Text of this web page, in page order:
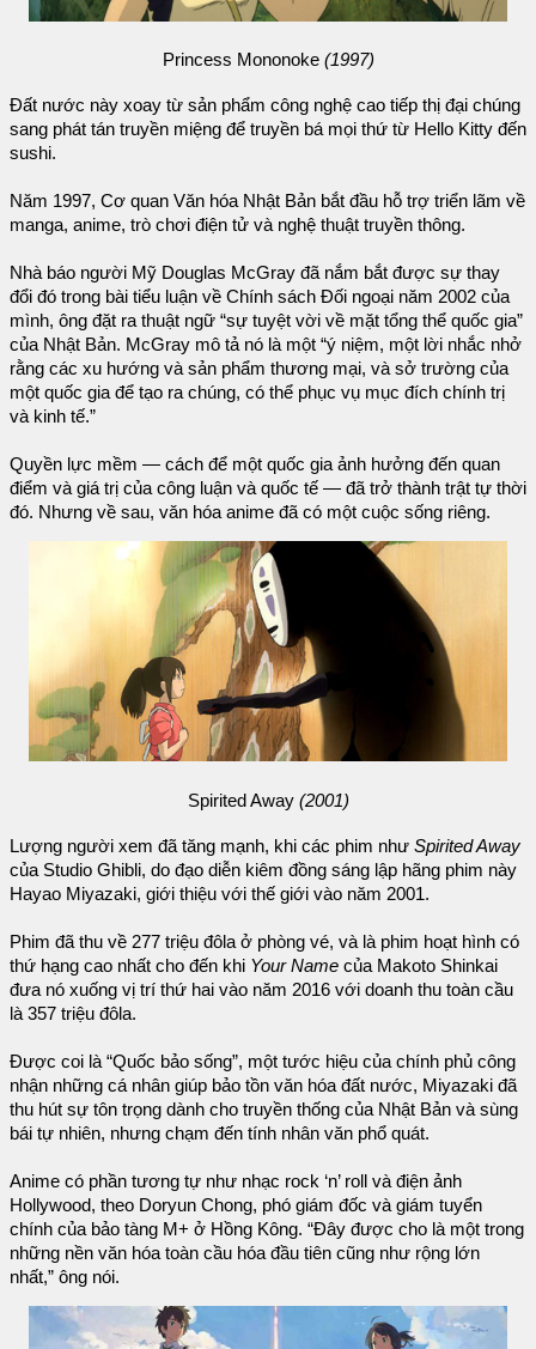
Princess Mononoke (1997)
Đất nước này xoay từ sản phẩm công nghệ cao tiếp thị đại chúng
sang phát tán truyền miệng để truyền bá mọi thứ từ Hello Kitty đến
sushi.
Năm 1997, Cơ quan Văn hóa Nhật Bản bắt đầu hỗ trợ triển lãm về
manga, anime, trò chơi điện tử và nghệ thuật truyền thông.
Nhà báo người Mỹ Douglas McGray đã nắm bắt được sự thay
đổi đó trong bài tiểu luận về Chính sách Đối ngoại năm 2002 của
mình, ông đặt ra thuật ngữ “sự tuyệt vời về mặt tổng thể quốc gia”
của Nhật Bản. McGray mô tả nó là một “ý niệm, một lời nhắc nhở
rằng các xu hướng và sản phẩm thương mại, và sở trường của
một quốc gia để tạo ra chúng, có thể phục vụ mục đích chính trị
và kinh tế.”
Quyền lực mềm — cách để một quốc gia ảnh hưởng đến quan
điểm và giá trị của công luận và quốc tế — đã trở thành trật tự thời
đó. Nhưng về sau, văn hóa anime đã có một cuộc sống riêng.
Spirited Away (2001)
Lượng người xem đã tăng mạnh, khi các phim như Spirited Away
của Studio Ghibli, do đạo diễn kiêm đồng sáng lập hãng phim này
Hayao Miyazaki, giới thiệu với thế giới vào năm 2001.
Phim đã thu về 277 triệu đôla ở phòng vé, và là phim hoạt hình có
thứ hạng cao nhất cho đến khi Your Name của Makoto Shinkai
đưa nó xuống vị trí thứ hai vào năm 2016 với doanh thu toàn cầu
là 357 triệu đôla.
Được coi là “Quốc bảo sống”, một tước hiệu của chính phủ công
nhận những cá nhân giúp bảo tồn văn hóa đất nước, Miyazaki đã
thu hút sự tôn trọng dành cho truyền thống của Nhật Bản và sùng
bái tự nhiên, nhưng chạm đến tính nhân văn phổ quát.
Anime có phần tương tự như nhạc rock ‘n’ roll và điện ảnh
Hollywood, theo Doryun Chong, phó giám đốc và giám tuyển
chính của bảo tàng M+ ở Hồng Kông. “Đây được cho là một trong
những nền văn hóa toàn cầu hóa đầu tiên cũng như rộng lớn
nhất,” ông nói.